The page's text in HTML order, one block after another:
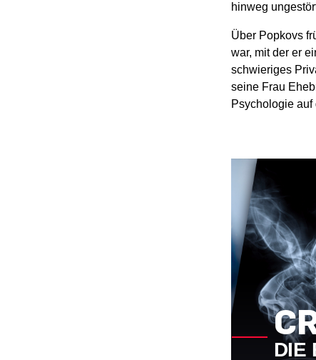
hinweg
Über Popkovs
war, mit der er
schwieriges
seine Frau
Psychologie auf
DIE